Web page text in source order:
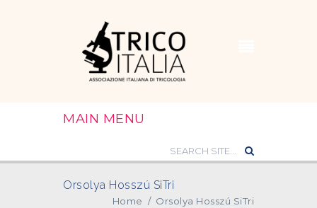
MAIN MENU
Orsolya Hosszú SiTri
Home / Orsolya Hosszú SiTri